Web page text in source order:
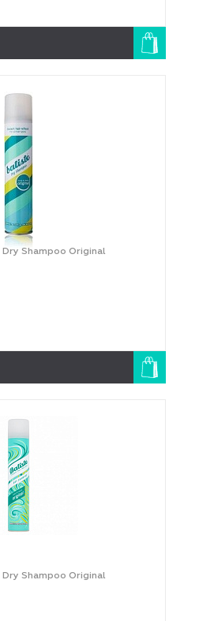
Shampoo Original
Shampoo Original